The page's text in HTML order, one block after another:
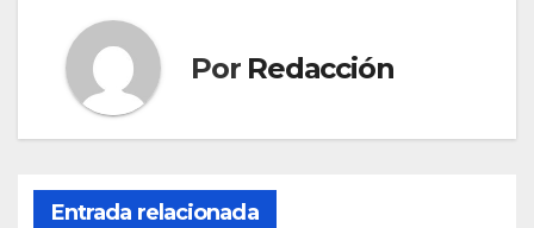
Por Redacción
Entrada relacionada